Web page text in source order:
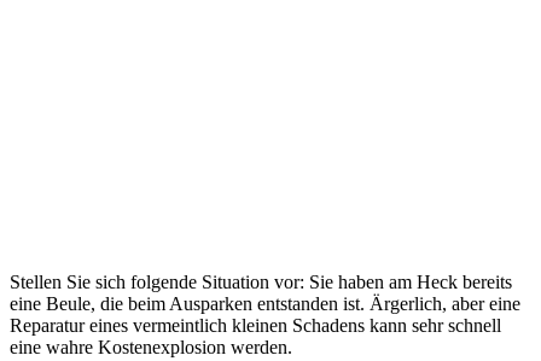
Stellen Sie sich folgende Situation vor: Sie haben am Heck bereits
eine Beule, die beim Ausparken entstanden ist. Ärgerlich, aber eine
Reparatur eines vermeintlich kleinen Schadens kann sehr schnell
eine wahre Kostenexplosion werden.